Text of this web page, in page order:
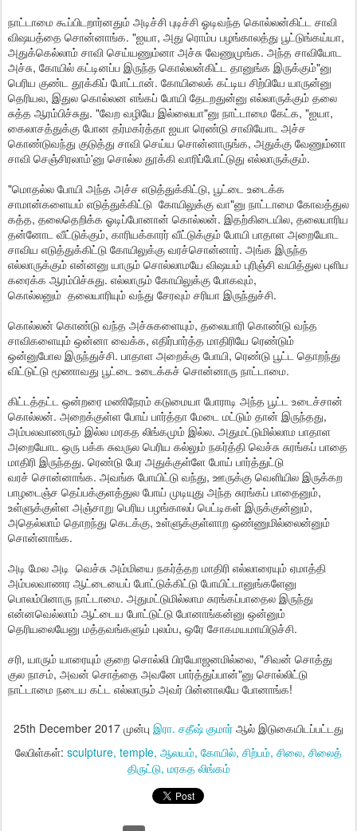
நாட்டாமை கூப்பிடறார்னதும் அடிச்சி புடிச்சி ஓடிவந்த கொல்லன்கிட்ட சாவி
விஷயத்தை சொன்னாங்க. "ஐயா, அது ரொம்ப பழங்காலத்து பூட்டுங்கய்யா,
அதுக்கெல்லாம் சாவி செய்யணும்னா அச்சு வேணுமுங்க. அந்த சாவியோட
அச்சு, கோயில் கட்டினப்ப இருந்த கொல்லன்கிட்ட தானுங்க இருக்கும்"னு
பெரிய குண்ட தூக்கிப் போட்டான். கோயிலைக் கட்டிய சிற்பியே யாருன்னு
தெரியல, இதுல கொல்லன எங்கப் போயி தேடறதுன்னு எல்லாருக்கும் தலை
சுத்த ஆரம்பிச்சுது. "வேற வழியே இல்லையா"னு நாட்டாமை கேட்க, "ஐயா,
கைலாசத்துக்கு போன தர்மகர்த்தா ஐயா ரெண்டு சாவியோட அச்ச
கொண்டுவந்து குடுத்து சாவி செய்ய சொன்னாருங்க, அதுக்கு வேணும்னா
சாவி செஞ்சிரலாம்'னு சொல்ல தூக்கி வாரிப்போட்டுது எல்லாருக்கும்.
"மொதல்ல போயி அந்த அச்ச எடுத்துக்கிட்டு, பூட்டை உடைக்க
சாமான்களையம் எடுத்துக்கிட்டு கோயிலுக்கு வா"னு நாட்டாமை கோவத்துல
கத்த, தலைதெறிக்க ஓடிப்போனான் கொல்லன். இதற்கிடையில, தலையாரிய
தன்னோட வீட்டுக்கும், காரியக்காரர் வீட்டுக்கும் போயி பாதாள அறையோட
சாவிய எடுத்துக்கிட்டு கோயிலுக்கு வரச்சொன்னார். அங்க இருந்த
எல்லாருக்கும் என்னனு யாரும் சொல்லாமயே விஷயம் புரிஞ்சி வயித்துல புளிய
கரைக்க ஆரம்பிச்சுது. எல்லாரும் கோயிலுக்கு போகவும்,
கொல்லனும் தலையாரியும் வந்து சேரவும் சரியா இருந்துச்சி.
கொல்லன் கொண்டு வந்த அச்சுகளையும், தலையாரி கொண்டு வந்த
சாவிகளையும் ஒன்னா வைக்க, எதிர்பார்த்த மாதிரியே ரெண்டும்
ஒன்னுபோல இருந்துச்சி. பாதாள அறைக்கு போயி, ரெண்டு பூட்ட தொறந்து
விட்டுட்டு மூணாவது பூட்டை உடைக்கச் சொன்னாரு நாட்டாமை.
கிட்டத்தட்ட ஒன்றரை மணிநேரம் கடுமையா போராடி அந்த பூட்ட உடைச்சான்
கொல்லன். அறைக்குள்ள போய் பார்த்தா மேடை மட்டும் தான் இருந்தது,
அம்பலவாணரும் இல்ல மரகத லிங்கமும் இல்ல. அதுமட்டுமில்லாம பாதாள
அறையோட ஒரு பக்க சுவருல பெரிய கல்லும் நகர்த்தி வெச்சு சுரங்கப் பாதை
மாதிரி இருந்தது. ரெண்டு பேர அதுக்குள்ளே போய் பார்த்துட்டு
வரச் சொன்னாங்க. அவங்க போயிட்டு வந்து, ஊருக்கு வெளியில இருக்கற
பாழடைஞ்ச தெப்பக்குளத்துல போய் முடியுது அந்த சுரங்கப் பாதைனும்,
உள்ளுக்குள்ள அஞ்சாறு பெரிய பழங்காலப் பெட்டிகள் இருக்குன்னும்,
அதெல்லாம் தொறந்து கெடக்கு, உள்ளுக்குள்ளாற ஒண்ணுமில்லைன்னும்
சொன்னாங்க.
அடி மேல அடி வெச்சு அம்மியை நகர்த்தற மாதிரி எல்லாரையும் ஏமாத்தி
அம்பலவாணர ஆட்டையைப் போட்டுக்கிட்டு போயிட்டானுங்களேனு
பொலம்பினாரு நாட்டாமை. அதுமட்டுமில்லாம சுரங்கப்பாதைல இருந்து
என்னவெல்லாம் ஆட்டைய போட்டுட்டு போனாங்கன்னு ஒன்னும்
தெரியலையேனு மத்தவங்களும் புலம்ப, ஒரே சோகமயமாயிடுச்சி.
சரி, யாரும் யாரையும் குறை சொல்லி பிரயோஜனமில்லை, "சிவன் சொத்து
குல நாசம், அவன் சொத்தை அவனே பார்த்துப்பான்"னு சொல்லிட்டு
நாட்டாமை நடைய கட்ட எல்லாரும் அவர் பின்னாலயே போனாங்க!
25th December 2017 முன்பு இரா. சதீஷ் குமார் ஆல் இடுகையிடப்பட்டது
லேபிள்கள்: sculpture temple ஆலயம் கோயில் சிற்பம் சிலை சிலைத்
திருட்டு மரகத லிங்கம்